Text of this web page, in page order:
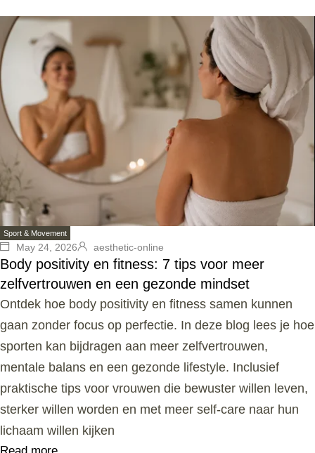
Sport & Movement
May 24, 2026 aesthetic-online
Body positivity en fitness: 7 tips voor meer
zelfvertrouwen en een gezonde mindset
Ontdek hoe body positivity en fitness samen kunnen
gaan zonder focus op perfectie. In deze blog lees je hoe
sporten kan bijdragen aan meer zelfvertrouwen,
mentale balans en een gezonde lifestyle. Inclusief
praktische tips voor vrouwen die bewuster willen leven,
sterker willen worden en met meer self-care naar hun
lichaam willen kijken
Read more